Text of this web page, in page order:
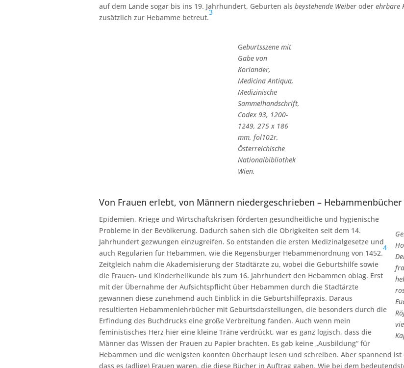
auf dem Lande sogar bis ins 19. Jahrhundert, Geburten als beystehende Weiberoder ehrbare
zusätzlich zur Hebamme betreut.
3
Geburtsszene mit
Gabe von
Koriander,
Medicina Antiqua,
Medizinische
Sammelhandschrift,
Codex 93, 1200-
1249, 275 x 186
mm, fol102r,
Österreichische
Nationalbibliothek
Wien.
Von Frauen erlebt, von Männern niedergeschrieben – Hebammenbücher
Epidemien, Kriege und Wirtschaftskrisen förderten gesundheitliche und hygienische
Probleme in der Bevölkerung. Dadurch sahen sich die Obrigkeiten seit dem 14.
Jahrhundert gezwungen einzugreifen. So entstanden die ersten Medizinalgesetze und
auch Regularien für Hebammen, wie die Regensburger Hebammenordnung von 1452.
4
Zeitgleich nahm die Akademisierung der Stadtärzte zu, wobei die Geburtshilfe sowie
die Frauen- und Kinderheilkunde bis zum 16. Jahrhundert den Hebammen oblag. Erst
mit der Übernahme der Aufsichtspflicht über Hebammen durch die Stadtärzte
gewannen diese zunehmend auch Einblick in die Geburtshilfepraxis. Daraus
resultierten Hebammenlehrbücher mit Geburtsdarstellungen, die besonders durch die
Erfindung des Buchdrucks eine große Verbreitung fanden. Auch wenn mein
feministisches Herz hier eine kleine Träne verdrückt, war es ganz logisch, dass die
Männer das Wissen der Frauen zu Papier brachten. Es gab keine „Ausbildung“ für
Hebammen und die wenigsten konnten überhaupt lesen und schreiben. Aber spannend ist
dass es (adlige) Frauen waren, die diese Bücher in Auftrag gaben. Wie bei dem